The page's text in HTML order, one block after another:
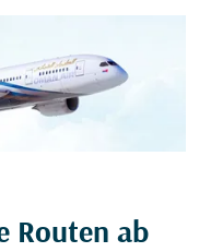
Routen ab